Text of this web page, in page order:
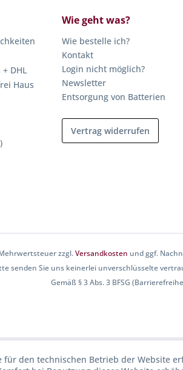
DHL
Haus
Wie geht was?
Wie bestelle ich?
Kontakt
Login nicht möglich?
Newsletter
Entsorgung von Batterien
Vertrag widerrufen
zzgl.Versandkosten und ggf.
senden Sie uns keinerlei unverschlüsselte
Gemäß § 3 Abs. 3 BFSG
für den technischen Betrieb der Website